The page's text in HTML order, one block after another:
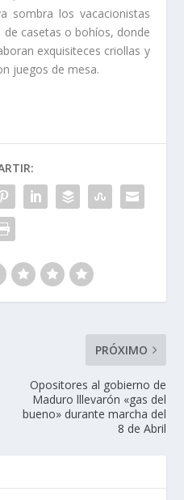
sombra los vacacionistas
casetas o bohíos, donde
exquisiteces criollas y
juegos de mesa.
PRÓXIMO
Opositores al gobierno de
Maduro lllevarón «gas del
bueno» durante marcha del
8 de Abril